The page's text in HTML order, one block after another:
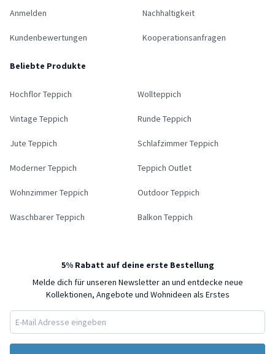
Anmelden
Kundenbewertungen
Nachhaltigkeit
Kooperationsanfragen
Beliebte Produkte
Hochflor Teppich Wollteppich
Vintage Teppich Runde Teppich
Jute Teppich Schlafzimmer Teppich
Moderner Teppich Teppich Outlet
Wohnzimmer Teppich Outdoor Teppich
Waschbarer Teppich Balkon Teppich
5% Rabatt auf deine erste Bestellung
Melde dich für unseren Newsletter an und entdecke neue
Kollektionen, Angebote und Wohnideen als Erstes